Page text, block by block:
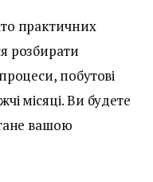
практичних
розбирати
побутові
місяці. Ви будете
вашою